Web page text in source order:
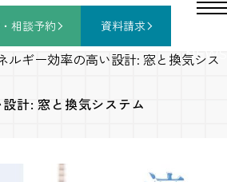
相談予約 資料請求
NEWS
ルギー効率の高い設計: 窓と換気シス
計: 窓と換気システム